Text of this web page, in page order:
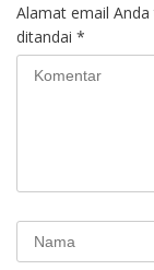
Alamat email Anda
ditandai *